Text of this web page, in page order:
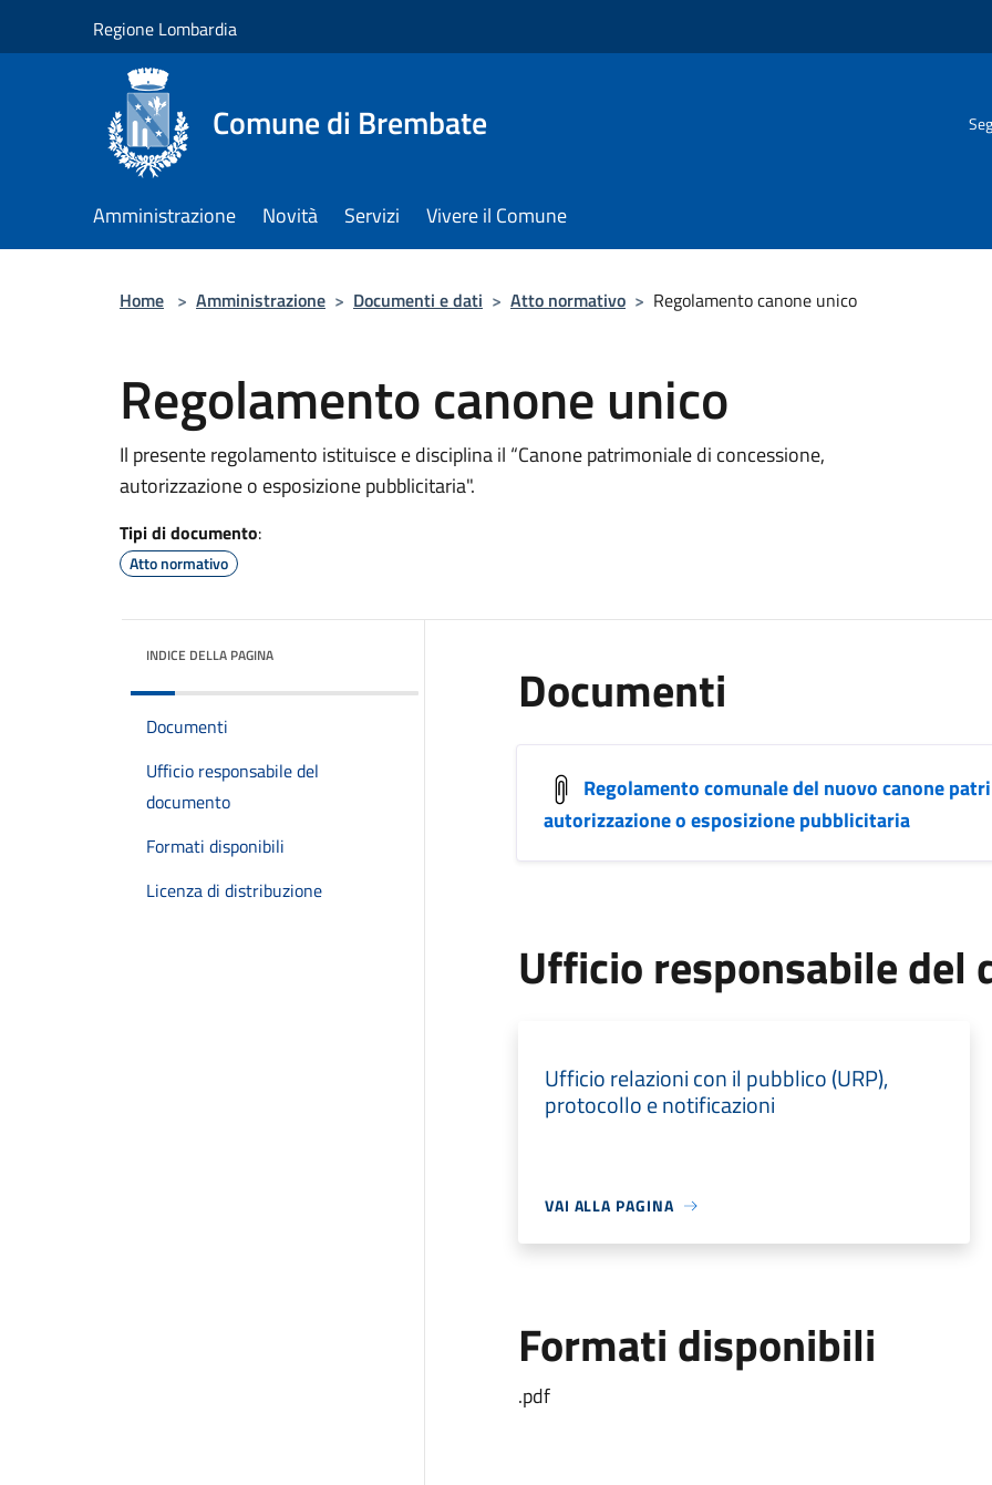
Regione Lombardia
Comune di Brembate
Amministrazione Novità Servizi Vivere il Comune
Home > Amministrazione > Documenti e dati > Atto normativo > Regolamento canone unico
Regolamento canone unico
Il presente regolamento istituisce e disciplina il “Canone patrimoniale di concessione,
autorizzazione o esposizione pubblicitaria".
Tipi di documento:
Atto normativo
INDICE DELLA PAGINA
Documenti
Ufficio responsabile del
documento
Formati disponibili
Licenza di distribuzione
Documenti
Regolamento comunale del nuovo canone
autorizzazione o esposizione pubblicitaria
Ufficio responsabile del
Ufficio relazioni con il pubblico (URP),
protocollo e notificazioni
VAI ALLA PAGINA
Formati disponibili
.pdf